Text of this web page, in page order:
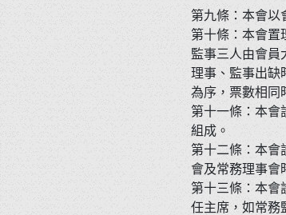
第九條：本會以
第十條：本會置
監事三人由會員
理事、監事出缺
為序，票數相同
第十一條：本會
組成。
第十二條：本會
會及常務理事會
第十三條：本會
任主席，如常務